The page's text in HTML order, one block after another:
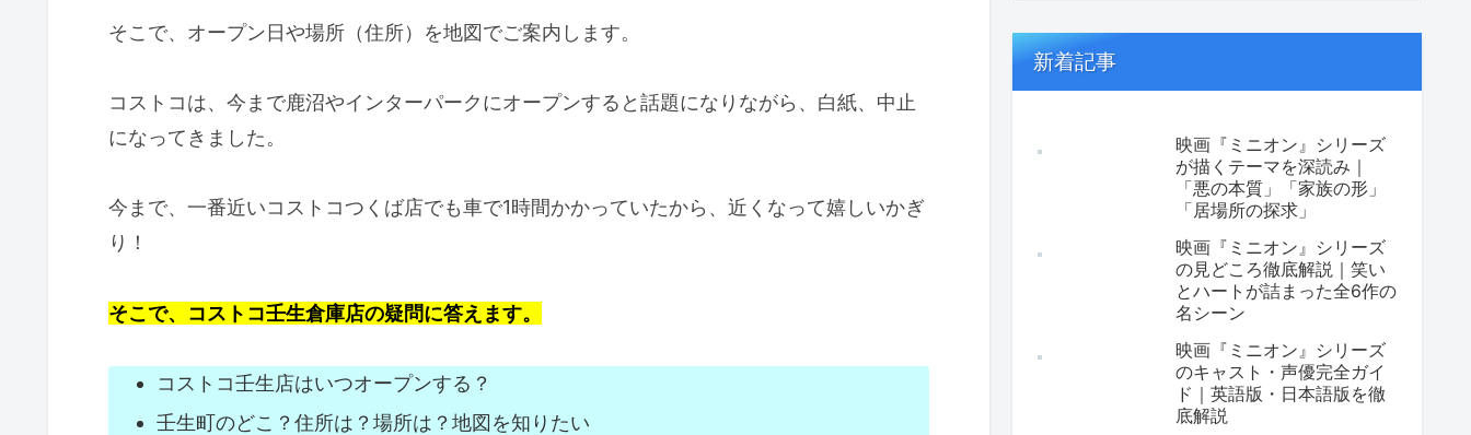
そこで、オープン日や場所（住所）を地図でご案内します。
コストコは、今まで鹿沼やインターパークにオープンすると話題になりながら、白紙、中止
になってきました。
今まで、一番近いコストコつくば店でも車で1時間かかっていたから、近くなって嬉しいかぎ
り！
そこで、コストコ壬生倉庫店の疑問に答えます。
コストコ壬生店はいつオープンする？
壬生町のどこ？住所は？場所は？地図を知りたい
新着記事
映画『ミニオン』シリーズ
が描くテーマを深読み｜
「悪の本質」「家族の形」
「居場所の探求」
映画『ミニオン』シリーズ
の見どころ徹底解説｜笑い
とハートが詰まった全6作の
名シーン
映画『ミニオン』シリーズ
のキャスト・声優完全ガイ
ド｜英語版・日本語版を徹
底解説